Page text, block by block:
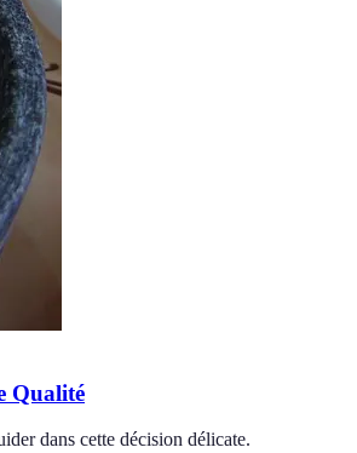
Qualité
dans cette décision délicate.